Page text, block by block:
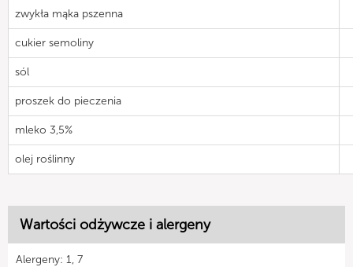
zwykła mąka pszenna
cukier semoliny
sól
proszek do pieczenia
mleko 3,5%
olej roślinny
Wartości odżywcze i alergeny
Alergeny: 1, 7